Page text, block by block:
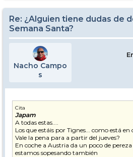
Re: ¿Alguien tiene dudas de
Semana Santa?
Nacho Campo
s
Cita
Japam
A todas estas....
Los que estáis por Tignes... como está
Vale la pena para a partir del jueves?
En coche a Austria da un poco de
estamos sopesando también